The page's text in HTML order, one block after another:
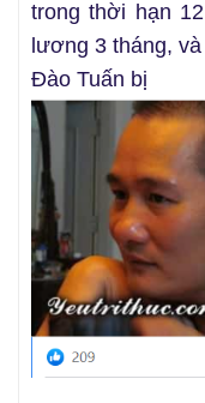
trong thời hạn
lương 3 tháng,
Đào Tuấn bị